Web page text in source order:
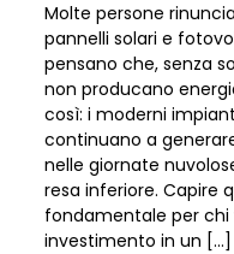
Molte persone
pannelli solari e
pensano che, senza
non producano
così: i moderni
continuano a
nelle giornate
resa inferiore. Capire
fondamentale per chi
investimento in un […]